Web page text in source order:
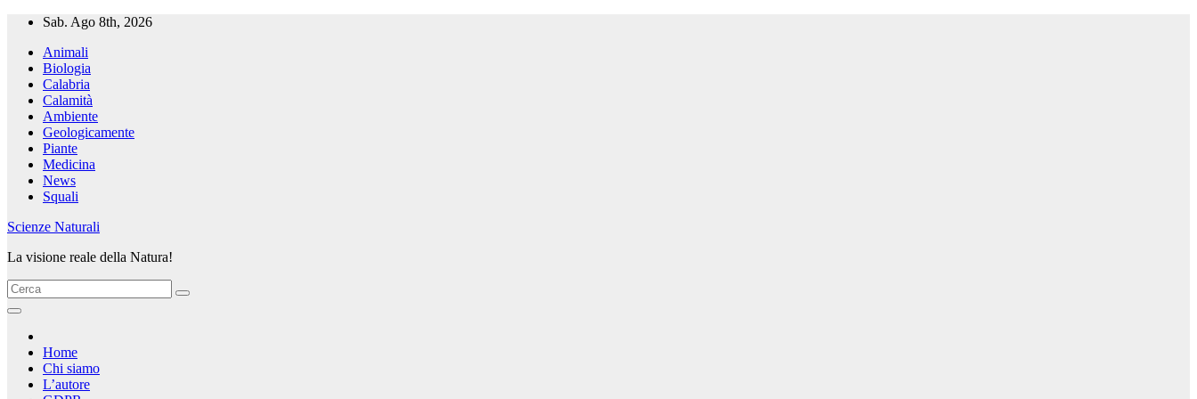
Salta
contenuto
Sab. Ago 8th, 2026
Animali
Biologia
Calabria
Calamità
Ambiente
Geologicamente
Piante
Medicina
News
Squali
Scienze Naturali
La visione reale della Natura!
Home
Chi siamo
L’autore